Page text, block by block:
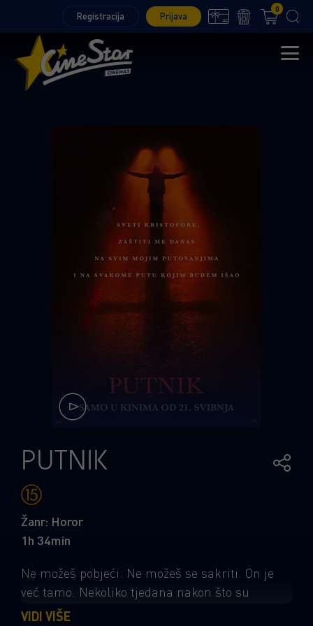
Registracija Prijava
0
PUTNIK
Žanr: Horor
1h 34min
Ne možeš pobjeći. Ne možeš se sakriti. On je
već tamo. Nekoliko tjedana nakon što su
krenuli u avanturu života u kombiju, mladi par
VIDI VIŠE